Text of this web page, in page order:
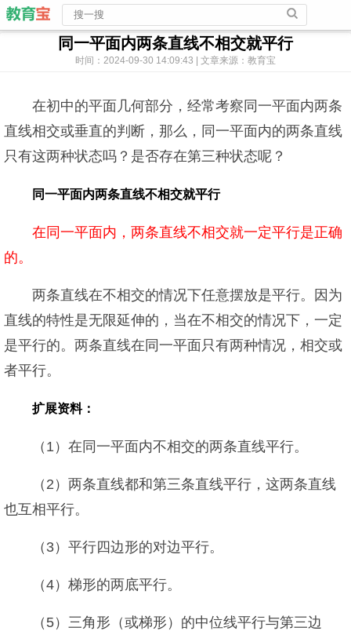
同一平面内两条直线不相交就平行
时间：2024-09-30 14:09:43 | 文章来源：教育宝
在初中的平面几何部分，经常考察同一平面内两条
直线相交或垂直的判断，那么，同一平面内的两条直线
只有这两种状态吗？是否存在第三种状态呢？
同一平面内两条直线不相交就平行
在同一平面内，两条直线不相交就一定平行是正确
的。
两条直线在不相交的情况下任意摆放是平行。因为
直线的特性是无限延伸的，当在不相交的情况下，一定
是平行的。两条直线在同一平面只有两种情况，相交或
者平行。
扩展资料：
（1）在同一平面内不相交的两条直线平行。
（2）两条直线都和第三条直线平行，这两条直线
也互相平行。
（3）平行四边形的对边平行。
（4）梯形的两底平行。
（5）三角形（或梯形）的中位线平行与第三边